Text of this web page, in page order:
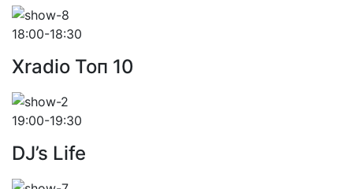
18:00-18:30
Xradio Топ 10
19:00-19:30
DJ’s Life